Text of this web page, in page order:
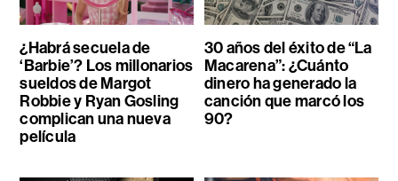
¿Habrá secuela de
‘Barbie’? Los millonarios
sueldos de Margot
Robbie y Ryan Gosling
complican una nueva
película
30 años del éxito de “La
Macarena”: ¿Cuánto
dinero ha generado la
canción que marcó los
90?